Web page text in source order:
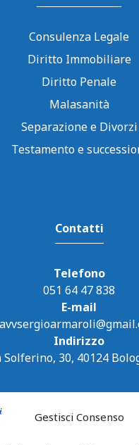
Gestisci Consenso
Consulenza Legale
Diritto Immobiliare
Diritto Penale
Malasanità
Separazione e Divorzi
Testamento e
Contatti
Telefono
051 64 47 838
E-mail
Indirizzo
Solferino, 30, 40124